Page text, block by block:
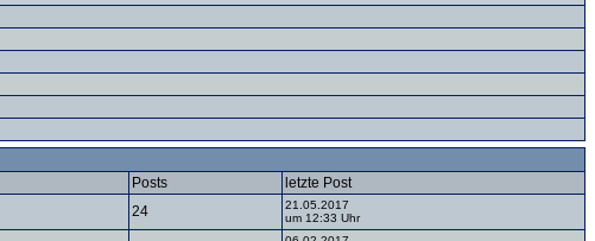
Posts
letzte Post
24
21.05.2017
um 12:33 Uhr